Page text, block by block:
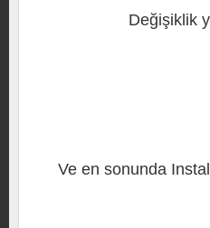
Değişiklik
Ve en sonunda